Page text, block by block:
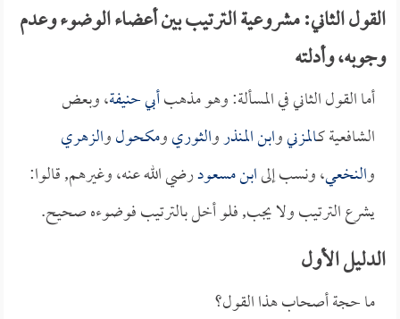
القول الثاني: مشروعية الترتيب بين أعضاء الوضوء وعدم
وجوبه، وأدلته
أما القول الثاني في المسألة: وهو مذهبأبي حنيفة، وبعض
الشافعية كـالمزنيوابن المنذروالثوريومكحولوالزهري
والنخعي، ونسب إلىابن مسعودرضي الله عنه، وغيرهم, قالوا:
يشرع الترتيب ولا يجب, فلو أخل بالترتيب فوضوءه صحيح.
الدليل الأول
ما حجة أصحاب هذا القول؟